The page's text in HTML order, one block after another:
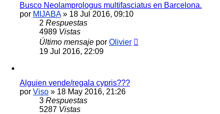
Busco Neolamprologus multifasciatus en Barcelona.
por MIJABA» 18 Jul 2016, 09:10
2 Respuestas
4989 Vistas
Último mensaje por Olivier
19 Jul 2016, 22:09
Alguien vende/regala cypris???
por Viso » 18 May 2016, 21:26
3 Respuestas
5287 Vistas